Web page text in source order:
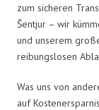
zum sicheren
Šentjur – wir
und unserem
reibungslosen
Was uns von
auf